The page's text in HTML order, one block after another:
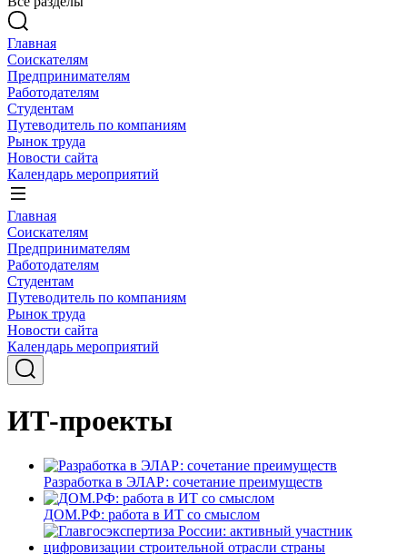
Главная
Соискателям
Предпринимателям
Работодателям
Студентам
Путеводитель по компаниям
Рынок труда
Новости сайта
Календарь мероприятий
Главная
Соискателям
Предпринимателям
Работодателям
Студентам
Путеводитель по компаниям
Рынок труда
Новости сайта
Календарь мероприятий
ИТ-проекты
Разработка в ЭЛАР: сочетание преимуществ
ДОМ.РФ: работа в ИТ со смыслом